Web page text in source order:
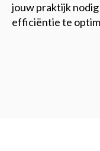
jouw praktijk
efficiëntie te